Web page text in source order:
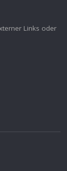
Links oder